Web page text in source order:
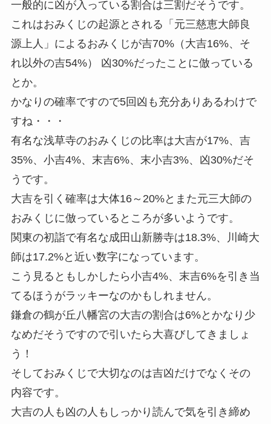
一般的に凶が入っている割合は三割 だそうです。
これはおみくじの起源とされる 「元三慈恵大師良
源上人」によるおみくじが吉70%（大吉16%、そ
れ以外の吉54%） 凶30%だったことに倣っている
とか。
かなりの確率ですので5回凶も充分ありあるわけで
すね・・・
有名な浅草寺のおみくじの比率は大吉が17%、吉
35%、小吉4%、末吉6%、末小吉3%、凶30%だそ
うです。
大吉を引く確率は大体16～20%とまた元三大師の
おみくじに倣っているところが多いようです。
関東の初詣で有名な成田山新勝寺は18.3%、川崎大
師は17.2%と近い数字になっています。
こう見るともしかしたら小吉4%、末吉6%を引き当
てるほうがラッキーなのかもしれません。
鎌倉の鶴が丘八幡宮の大吉の割合は6%とかなり少
なめだそうですので引いたら大喜びしてきましょ
う！
そしておみくじで大切なのは吉凶だけでなくその
内容です。
大吉の人も凶の人もしっかり読んで気を引き締め